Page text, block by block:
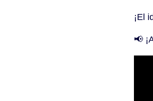
¡El
📢